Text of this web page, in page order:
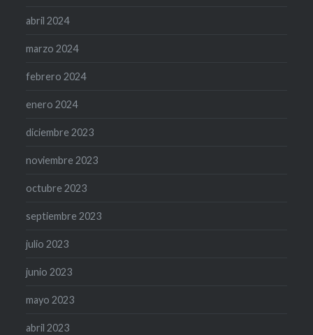
abril 2024
marzo 2024
febrero 2024
enero 2024
diciembre 2023
noviembre 2023
octubre 2023
septiembre 2023
julio 2023
junio 2023
mayo 2023
abril 2023